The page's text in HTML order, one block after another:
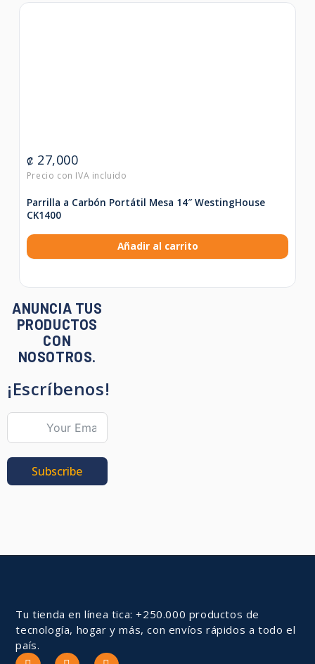
₡ 27,000
Parrilla a Carbón Portátil Mesa 14″ WestingHouse
CK1400
Añadir al carrito
ANUNCIA TUS
PRODUCTOS
CON
NOSOTROS.
¡Escríbenos!
Subscribe
Tu tienda en línea tica: +250.000 productos de
tecnología, hogar y más, con envíos rápidos a todo el
país.